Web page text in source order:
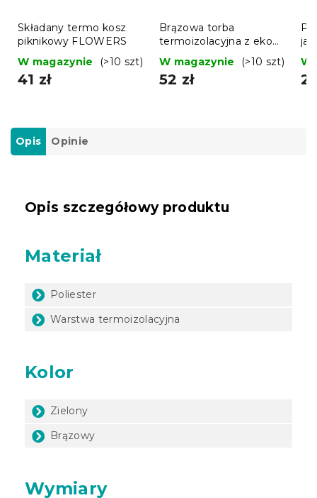
Składany termo kosz
piknikowy FLOWERS
W magazynie
(>10 szt)
41 zł
Brązowa torba
termoizolacyjna z eko
skóry GUSTA
W magazynie (>10 szt)
52 zł
W
Opis Opinie
Opis szczegółowy produktu
Materiał
Poliester
Warstwa termoizolacyjna
Kolor
Zielony
Brązowy
Wymiary